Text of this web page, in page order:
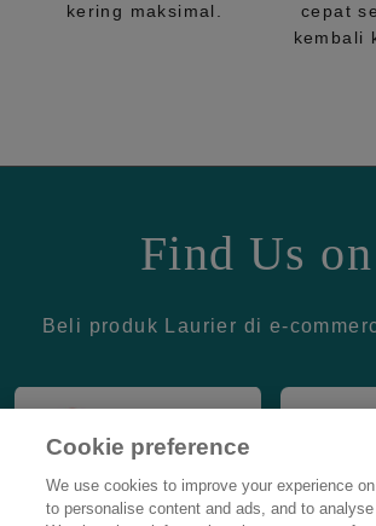
kering maksimal.
cepat
kembali
Find Us
Beli produk Laurier di e-
Cookie preference
We use cookies to improve your experience
to personalise content and ads, and to